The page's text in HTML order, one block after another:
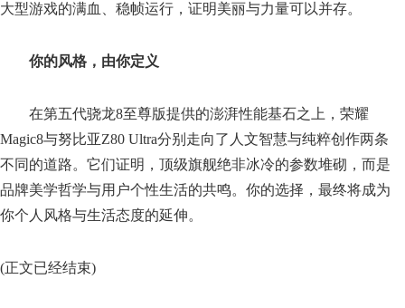
大型游戏的满血、稳帧运行，证明美丽与力量可以并存。
你的风格，由你定义
在第五代骁龙8至尊版提供的澎湃性能基石之上，荣耀
Magic8与努比亚Z80 Ultra分别走向了人文智慧与纯粹创作两条
不同的道路。它们证明，顶级旗舰绝非冰冷的参数堆砌，而是
品牌美学哲学与用户个性生活的共鸣。你的选择，最终将成为
你个人风格与生活态度的延伸。
(正文已经结束)